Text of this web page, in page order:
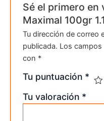
Sé el primero en
Maximal 100gr
Tu dirección de correo
publicada. Los
con *
Tu puntuación *
Tu valoración *